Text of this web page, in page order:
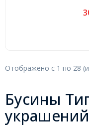
Отображено с 1 по 28
Бусины